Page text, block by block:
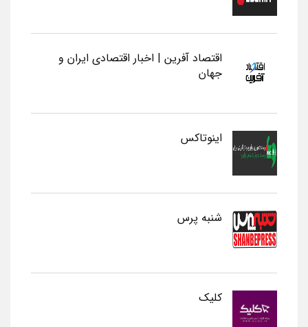
اقتصاد آفرین | اخبار اقتصادی ایران و
جهان
اینوتاکس
شنبه پرس
کلیک